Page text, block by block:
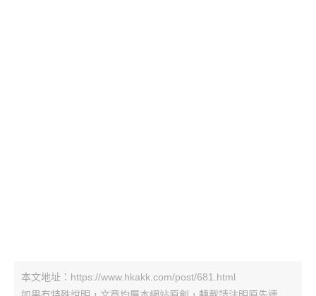
本文地址：https://www.hkakk.com/post/681.html